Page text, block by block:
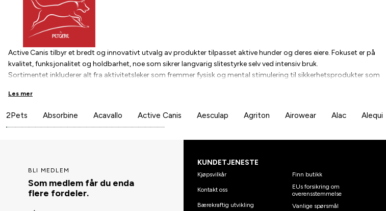
Active Canis tilbyr et bredt og innovativt utvalg av produkter tilpasset aktive hunder og deres eiere. Fokuset er på
kvalitet, funksjonalitet og holdbarhet, noe som sikrer langvarig slitestyrke selv ved intensiv bruk.
Sortimentet inkluderer alt fra aktivitetsleker som fremmer fysisk og mental stimulering til sikkerhetsprodukter som
behov – enten det gjelder trening eller en rolig tur i skogen.
forenkler hverdagen, skaper trygghet og gjør opplevelsene rikere, blir hvert eventyr minneverdig. Enten det er
Les mer
2Pets Absorbine Acavallo Active Canis Aesculap Agriton Airowear Alac Alequi
BLI MEDLEM
Som medlem får du enda
flere fordeler.
KUNDETJENESTE
Kjøpsvilkår
Kontakt oss
Bærekraftig utvikling
Finn butikk
EUs forsikring om
overensstemmelse
Vanlige spørsmål